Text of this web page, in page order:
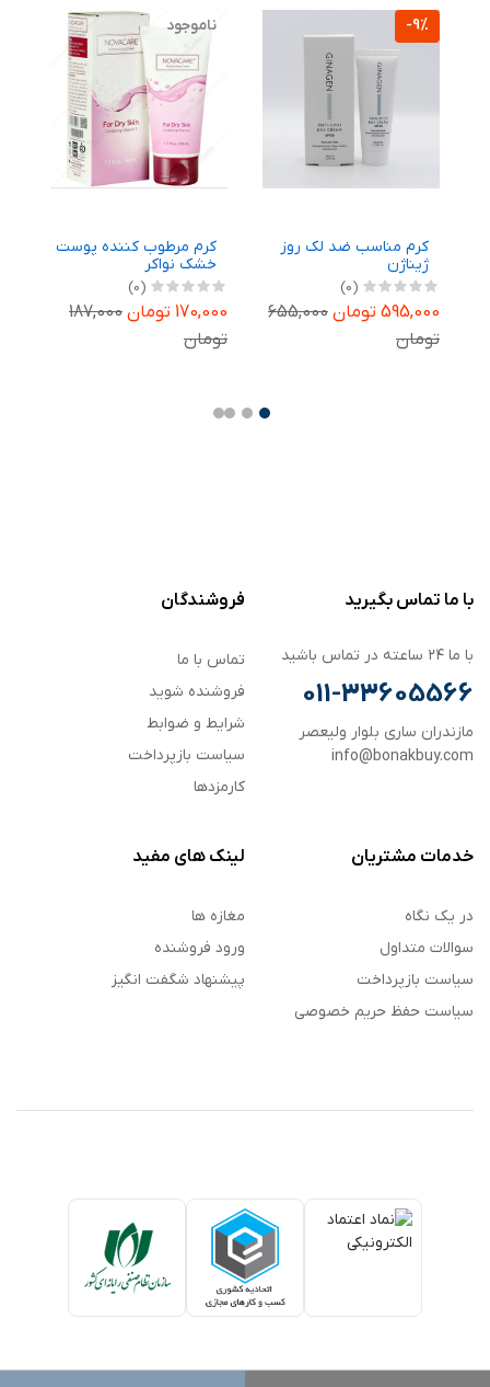
-9%
کرم مناسب ضد لک روز
ژیناژن
(0)
595,000 تومان
655,000
تومان
ناموجود
کرم مرطوب کننده پوست
خشک نواکر
(0)
170,000 تومان
187,000
تومان
با ما تماس بگیرید
با ما ۲۴ ساعته در تماس باشید
011-33605566
مازندران ساری بلوار ولیعصر
info@bonakbuy.com
فروشندگان
تماس با ما
فروشنده شوید
شرایط و ضوابط
سیاست بازپرداخت
کارمزدها
خدمات مشتریان
در یک نگاه
سوالات متداول
سیاست بازپرداخت
سیاست حفظ حریم خصوصی
لینک های مفید
مغازه ها
ورود فروشنده
پیشنهاد شگفت انگیز